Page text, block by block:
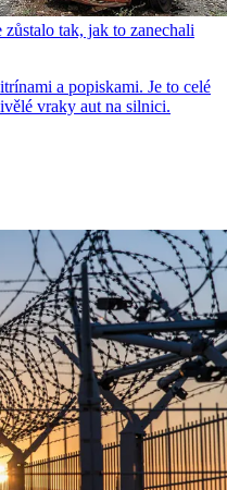
tak, jak to zanechali
a popiskami. Je to celé
vraky aut na silnici.